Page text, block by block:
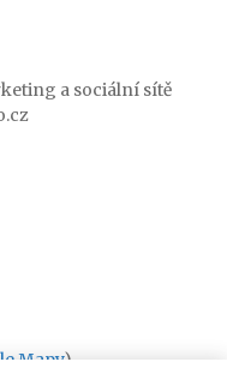
a sociální sítě
Mapy)